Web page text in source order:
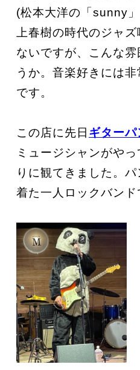
(松本大洋の「sunny
上春樹の時代のジャ
ないですが、こんな雰
うか。音楽好きには
です。
この店に先日 ギターパ
ミュージシャンがや
りに観てきました。
着た一人ロックバンド